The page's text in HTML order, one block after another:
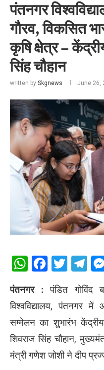
पंतनगर
गौरव, विकसित
कृषि क्षेत्र –
सिंह चौहान
written by Skgnews June 26,
WhatsApp
पंतनगर : पंडित गोविंद
विश्वविद्यालय, पंतनगर में
सम्मेलन का शुभारंभ
शिवराज सिंह चौहान,
मंत्री गणेश जोशी ने दीप